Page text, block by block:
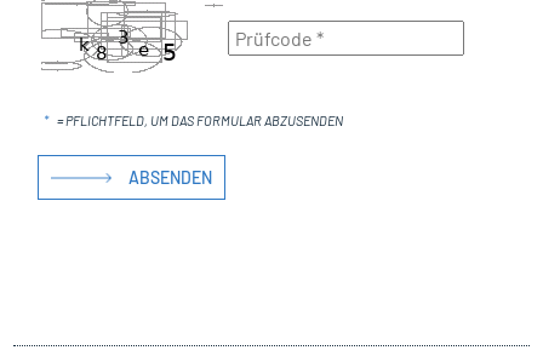
* = PFLICHTFELD, UM DAS FORMULAR ABZUSENDEN
ABSENDEN